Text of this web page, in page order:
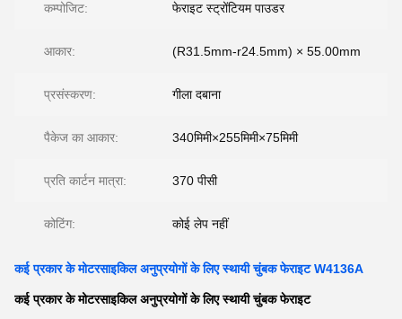
कम्पोजिट: फेराइट स्ट्रोंटियम पाउडर
आकार: (R31.5mm-r24.5mm) × 55.00mm
प्रसंस्करण: गीला दबाना
पैकेज का आकार: 340मिमी×255मिमी×75मिमी
प्रति कार्टन मात्रा: 370 पीसी
कोटिंग: कोई लेप नहीं
कई प्रकार के मोटरसाइकिल अनुप्रयोगों के लिए स्थायी चुंबक फेराइट W4136A
कई प्रकार के मोटरसाइकिल अनुप्रयोगों के लिए स्थायी चुंबक फेराइट